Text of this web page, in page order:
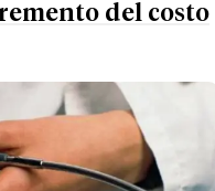
del costo